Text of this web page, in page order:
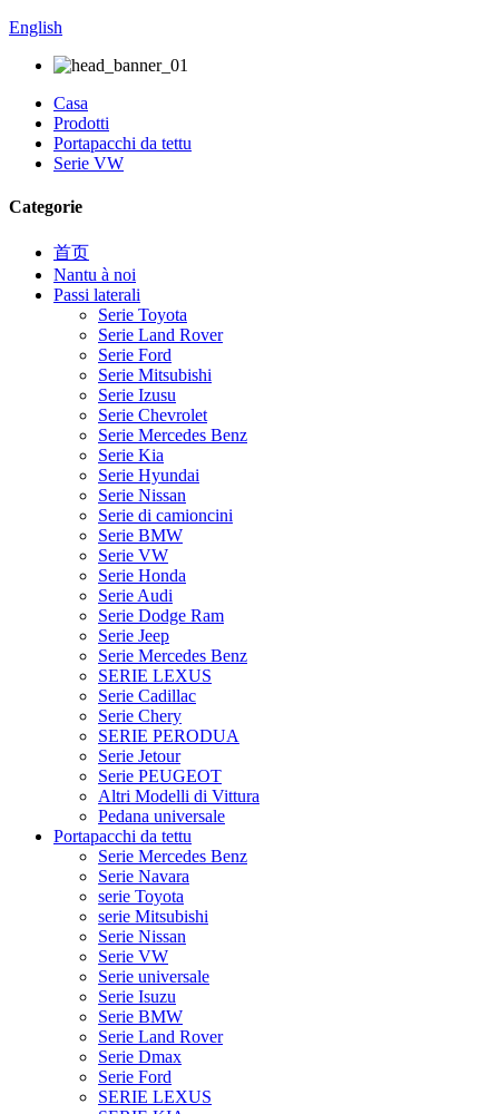
English
Casa
Prodotti
Portapacchi da tettu
Serie VW
Categorie
首页
Nantu à noi
Passi laterali
Serie Toyota
Serie Land Rover
Serie Ford
Serie Mitsubishi
Serie Izusu
Serie Chevrolet
Serie Mercedes Benz
Serie Kia
Serie Hyundai
Serie Nissan
Serie di camioncini
Serie BMW
Serie VW
Serie Honda
Serie Audi
Serie Dodge Ram
Serie Jeep
Serie Mercedes Benz
SERIE LEXUS
Serie Cadillac
Serie Chery
SERIE PERODUA
Serie Jetour
Serie PEUGEOT
Altri Modelli di Vittura
Pedana universale
Portapacchi da tettu
Serie Mercedes Benz
Serie Navara
serie Toyota
serie Mitsubishi
Serie Nissan
Serie VW
Serie universale
Serie Isuzu
Serie BMW
Serie Land Rover
Serie Dmax
Serie Ford
SERIE LEXUS